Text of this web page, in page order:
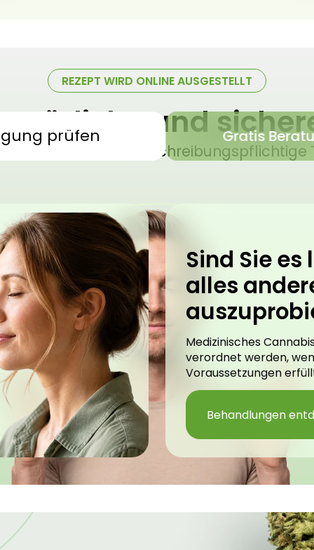
REZEPT WIRD ONLINE AUSGESTELLT
und
Cannabis – verschreibungspflichtige
prüfen Gratis
Sind Sie es
alles
Medizinisches
verordnet werden,
Voraussetzungen
Behandlungen